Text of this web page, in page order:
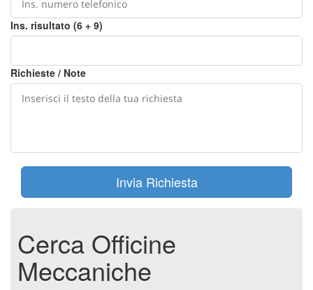
Ins. risultato (6 + 9)
Richieste / Note
Invia Richiesta
Cerca Officine
Meccaniche